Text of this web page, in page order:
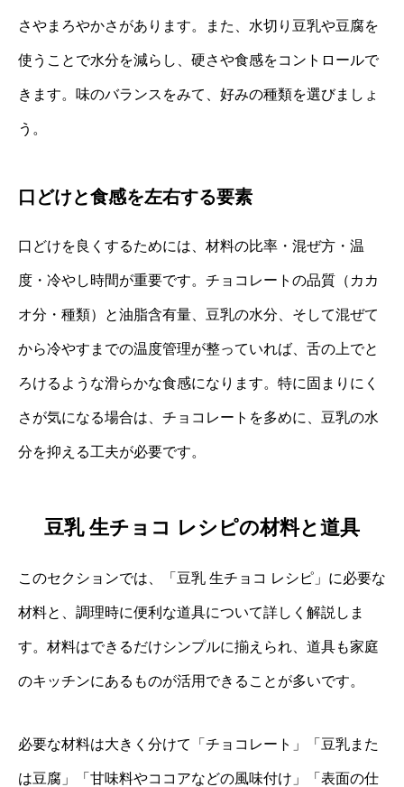
さやまろやかさがあります。また、水切り豆乳や豆腐を
使うことで水分を減らし、硬さや食感をコントロールで
きます。味のバランスをみて、好みの種類を選びましょ
う。
口どけと食感を左右する要素
口どけを良くするためには、材料の比率・混ぜ方・温
度・冷やし時間が重要です。チョコレートの品質（カカ
オ分・種類）と油脂含有量、豆乳の水分、そして混ぜて
から冷やすまでの温度管理が整っていれば、舌の上でと
ろけるような滑らかな食感になります。特に固まりにく
さが気になる場合は、チョコレートを多めに、豆乳の水
分を抑える工夫が必要です。
豆乳 生チョコ レシピの材料と道具
このセクションでは、「豆乳 生チョコ レシピ」に必要な
材料と、調理時に便利な道具について詳しく解説しま
す。材料はできるだけシンプルに揃えられ、道具も家庭
のキッチンにあるものが活用できることが多いです。
必要な材料は大きく分けて「チョコレート」「豆乳また
は豆腐」「甘味料やココアなどの風味付け」「表面の仕